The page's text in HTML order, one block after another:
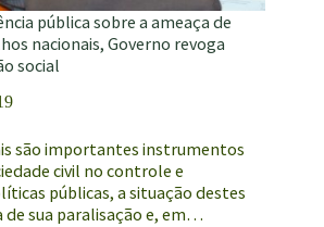
pública sobre a ameaça de
nacionais, Governo revoga
social
são importantes instrumentos
civil no controle e
públicas, a situação destes
de sua paralisação e, em…